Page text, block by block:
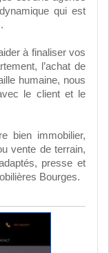
qui est
à finaliser vos
l’achat de
humaine, nous
le client et le
bien immobilier,
vente de terrain,
presse et
Bourges.